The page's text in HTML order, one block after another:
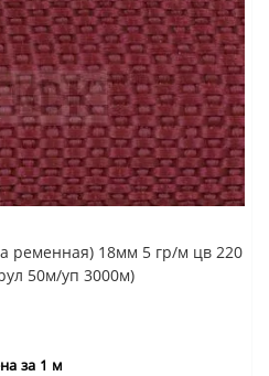
ременная) 18мм 5 гр/м цв 220
50м/уп 3000м)
за 1 м